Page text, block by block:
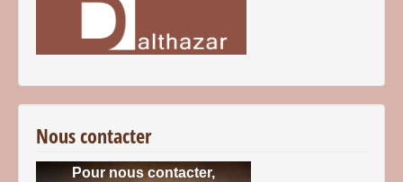
Nous contacter
Pour nous contacter,